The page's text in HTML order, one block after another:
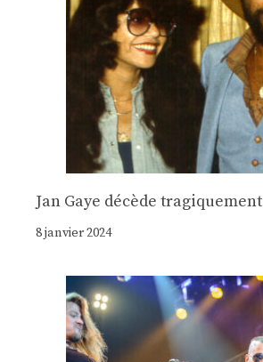
Jan Gaye décède tragiquement
8 janvier 2024